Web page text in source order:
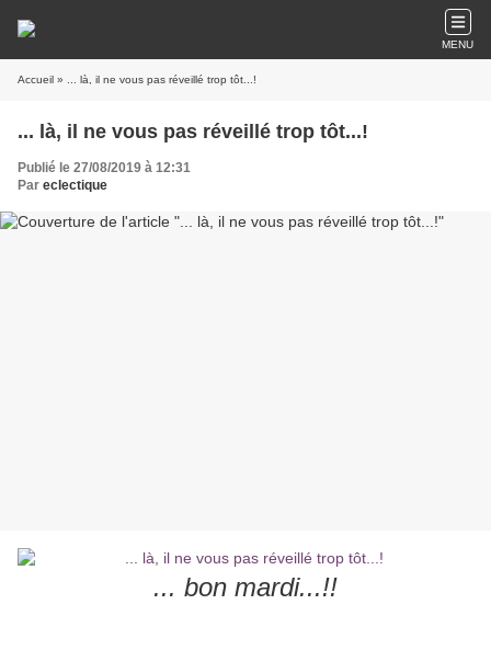
MENU
Accueil » ... là, il ne vous pas réveillé trop tôt...!
... là, il ne vous pas réveillé trop tôt...!
Publié le 27/08/2019 à 12:31
Par eclectique
... bon mardi...!!